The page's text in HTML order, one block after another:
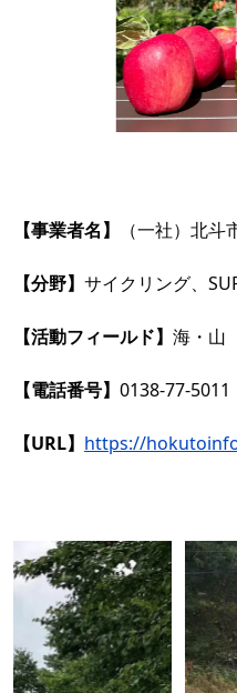
【事業者名】 （一社）北斗
【分野】 サイクリング、
【活動フィールド】 海・山
【電話番号】 0138-77-5011
【URL】 https://